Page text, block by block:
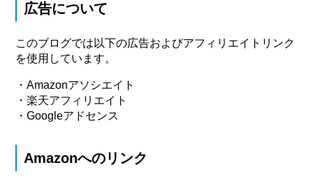
広告について
このブログでは以下の広告およびアフィリエイトリンク
を使用しています。
・Amazonアソシエイト
・楽天アフィリエイト
・Googleアドセンス
Amazonへのリンク